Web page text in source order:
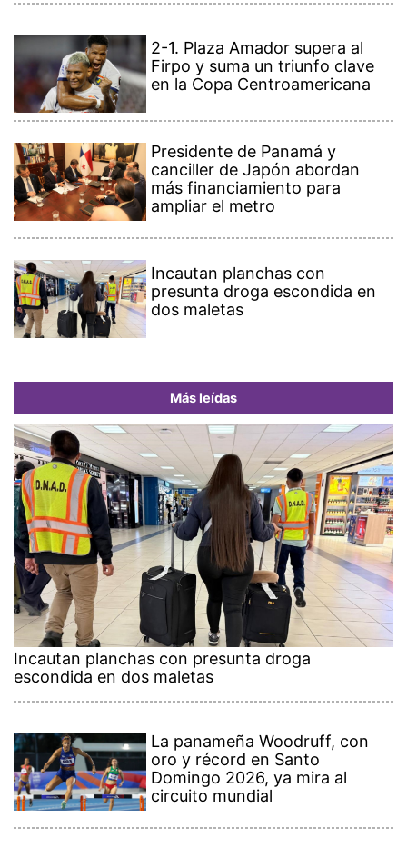
2-1. Plaza Amador supera al
Firpo y suma un triunfo clave
en la Copa Centroamericana
Presidente de Panamá y
canciller de Japón abordan
más financiamiento para
ampliar el metro
Incautan planchas con
presunta droga escondida en
dos maletas
Más leídas
Incautan planchas con presunta droga
escondida en dos maletas
La panameña Woodruff, con
oro y récord en Santo
Domingo 2026, ya mira al
circuito mundial